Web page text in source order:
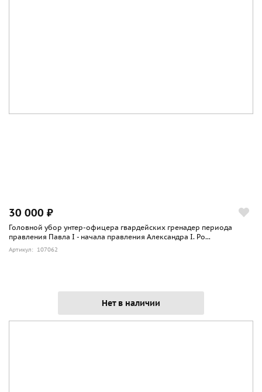
30 000 ₽
Головной убор унтер-офицера гвардейских гренадер периода
правления Павла I - начала правления Александра I. Ро...
Артикул: 107062
Нет в наличии